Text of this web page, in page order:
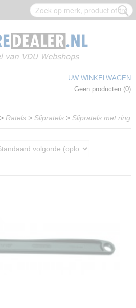
UW WINKELWAGEN
Geen producten (0)
> Ratels > Slipratels > Slipratels met ring